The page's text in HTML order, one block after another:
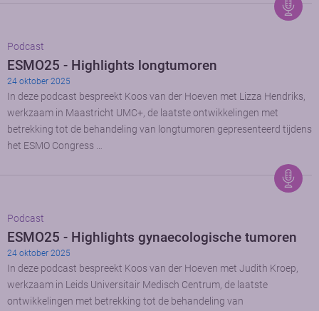
Podcast
ESMO25 - Highlights longtumoren
24 oktober 2025
In deze podcast bespreekt Koos van der Hoeven met Lizza Hendriks,
werkzaam in Maastricht UMC+, de laatste ontwikkelingen met
betrekking tot de behandeling van longtumoren gepresenteerd tijdens
het ESMO Congress …
Podcast
ESMO25 - Highlights gynaecologische tumoren
24 oktober 2025
In deze podcast bespreekt Koos van der Hoeven met Judith Kroep,
werkzaam in Leids Universitair Medisch Centrum, de laatste
ontwikkelingen met betrekking tot de behandeling van